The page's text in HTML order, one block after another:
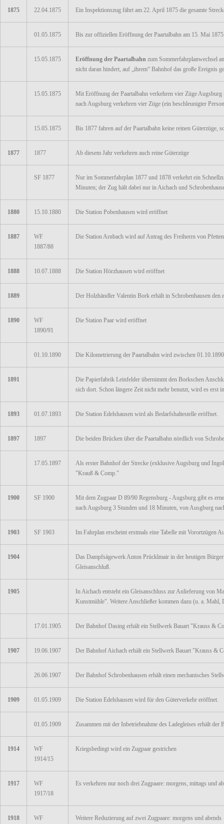
1875 22.04.1875 Ein Inspektionszug fährt am 22. April 1875 die gesamte
01.05.1875 Bis zur offiziellen Eröffnung der Paartalbahn am 15. Mai
15.05.1875 Eröffnung der Paartalbahn zum Sommerfahrplanwechsel
nicht daran hindert, auf „ihrem“ Bahnhof das große Ereignis
15.05.1875
Mit Eröffnung der Paartalbahn verkehren vier Züge
nach Augsburg verkehren vier Züge (ein beschleunigter
15.05.1875 Bis 1877 fahren auf der Paartalbahn keine reinen Güterzüge,
1877 1877 Ab diesem Jahr verkehren auch reine Güterzüge
SF 1877
Nur im Sommerfahrplan 1877 und 1878 verkehrt ein
Minuten; der Zug hält dabei nur in Aichach und
1880 15.10.1880 Die Station Pobenhausen wird eröffnet
1887
WF
1887/88
Die Station Arnbach wird auf Antrag des Freiherrn von
1888 10.07.1888 Die Station Hörzhausen wird eröffnet
1889 Der Holzhändler Valentin Bork erhält in Schrobenhausen den
1890
WF
1890/91
Die Station Paar wird eröffnet
01.10.1890 Die Kilometrierung der Paartalbahn wird zwischen
1891
Die Papierfabrik Leinfelder übernimmt den Borkschen
sich dort. Schon längere Zeit nicht mehr benutzt, wird es erst
1893 01.07.1893 Die Station Edelshausen wird als Bedarfshaltestelle eröffnet.
1897 1897 Die beiden Brücken über die Paartalbahn nördlich von
17.05.1897
Als erster Bahnhof der Strecke (exklusive Augsburg und
"Krauß & Comp."
1900 SF 1900
Mit dem Zugpaar D 89/90 Regensburg - Augsburg gibt es
nach Augsburg 3 Stunden und 18 Minuten, von Ausgburg
1903 SF 1903 Im Fahrplan erscheint erstmals eine Tabelle mit Vorortzügen
1904
Das Dampfsägewerk Anton Prücklmair in der heutigen
Gleisanschluß.
1905
In Aichach entsteht ein Gleisanschluss zur Anlieferung von
Kunstmühle". Weitere Anschließer kommen dazu (u. a. Mahl,
17.01.1905 Der Bahnhof Dasing erhält ein Stellwerk Bauart "Krauss &
1907 19.06.1907 Der Bahnhof Aichach erhält ein Stellwerk Bauart "Krauss &
26.06.1907 Der Bahnhof Schrobenhausen erhält einen mechanisches
1909 01.05.1909 Die Station Edelshausen wird für den Güterverkehr eröffnet.
01.05.1909 Zusammen mit der Inbetriebnahme des Ladegleises erhält
1914
WF
1914/15
Kriegsbedingt wird ein Zugpaar gestrichen
1917
WF
1917/18
Es verkehren nur noch drei Zugpaare: morgens, mittags und
1918
WF
Weitere Reduzierung auf zwei Zugpaare: morgens und abends